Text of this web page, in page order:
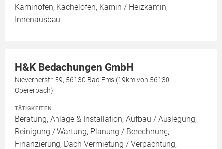
Kaminofen, Kachelofen, Kamin / Heizkamin,
Innenausbau
H&K Bedachungen GmbH
Nievernerstr. 59, 56130 Bad Ems (19km von 56130
Obererbach)
TÄTIGKEITEN
Beratung, Anlage & Installation, Aufbau / Auslegung,
Reinigung / Wartung, Planung / Berechnung,
Finanzierung, Dach Vermietung / Verpachtung,